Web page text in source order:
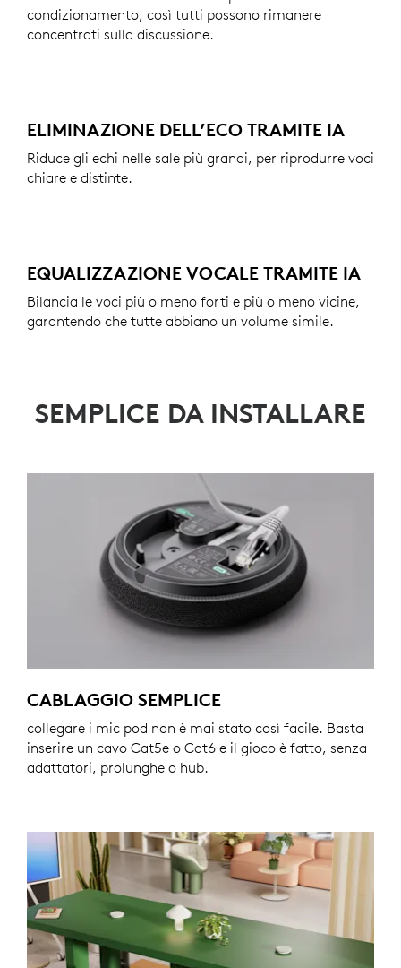
condizionamento, così tutti possono rimanere
concentrati sulla discussione.
ELIMINAZIONE DELL’ECO TRAMITE IA
Riduce gli echi nelle sale più grandi, per riprodurre voci
chiare e distinte.
EQUALIZZAZIONE VOCALE TRAMITE IA
Bilancia le voci più o meno forti e più o meno vicine,
garantendo che tutte abbiano un volume simile.
SEMPLICE DA INSTALLARE
CABLAGGIO SEMPLICE
collegare i mic pod non è mai stato così facile. Basta
inserire un cavo Cat5e o Cat6 e il gioco è fatto, senza
adattatori, prolunghe o hub.